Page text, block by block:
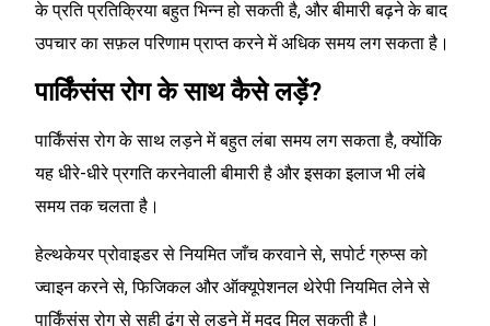
के प्रति प्रतिक्रिया बहुत भिन्न हो सकती है, और बीमारी बढ़ने के बाद
उपचार का सफ़ल परिणाम प्राप्त करने में अधिक समय लग सकता है।
पार्किंसंस रोग के साथ कैसे लड़ें?
पार्किंसंस रोग के साथ लड़ने में बहुत लंबा समय लग सकता है, क्योंकि
यह धीरे-धीरे प्रगति करनेवाली बीमारी है और इसका इलाज भी लंबे
समय तक चलता है।
हेल्थकेयर प्रोवाइडर से नियमित जाँच करवाने से, सपोर्ट ग्रुप्स को
ज्वाइन करने से, फिजिकल और ऑक्यूपेशनल थेरेपी नियमित लेने से
पार्किंसंस रोग से सही ढंग से लड़ने में मदद मिल सकती है।